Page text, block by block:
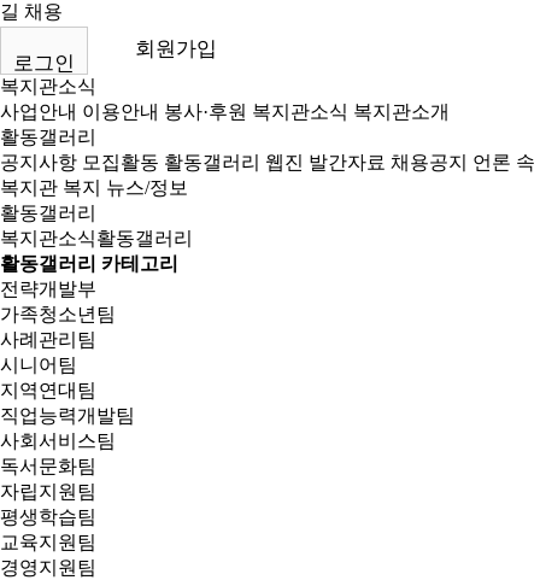
길 채용
로그인
회원가입
복지관소식
사업안내 이용안내 봉사·후원 복지관소식 복지관소개
활동갤러리
공지사항 모집활동 활동갤러리 웹진 발간자료 채용공지
언론 속
복지관 복지 뉴스/정보
활동갤러리
복지관소식활동갤러리
활동갤러리 카테고리
전략개발부
가족청소년팀
사례관리팀
시니어팀
지역연대팀
직업능력개발팀
사회서비스팀
독서문화팀
자립지원팀
평생학습팀
교육지원팀
경영지원팀